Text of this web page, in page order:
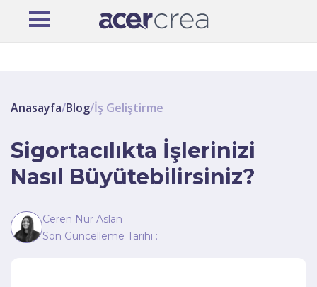
Anasayfa/Blog/İş Geliştirme
Sigortacılıkta İşlerinizi
Nasıl Büyütebilirsiniz?
Ceren Nur Aslan
Son Güncelleme Tarihi :